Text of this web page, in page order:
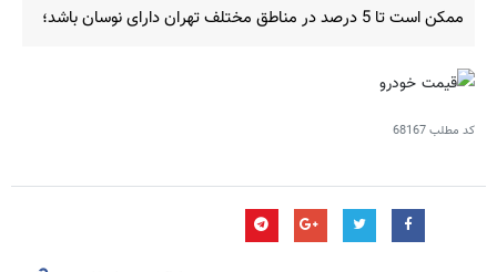
ممکن است تا 5 درصد در مناطق مختلف تهران دارای نوسان باشد؛
کد مطلب68167